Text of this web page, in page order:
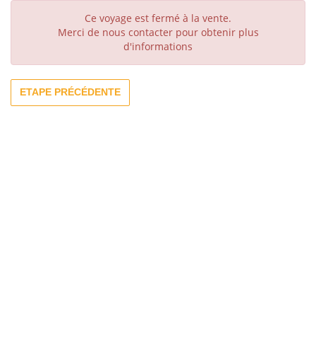
Ce voyage est fermé à la vente.
Merci de nous contacter pour obtenir plus
d'informations
ETAPE PRÉCÉDENTE